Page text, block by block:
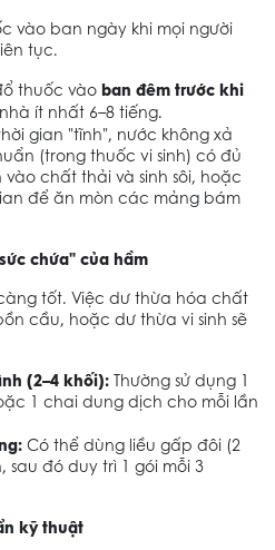
vào ban ngày khi mọi người
tục.
thuốc vào ban đêm trước khi
ít nhất 6–8 tiếng.
gian "tĩnh", nước không xả
(trong thuốc vi sinh) có đủ
chất thải và sinh sôi, hoặc
để ăn mòn các mảng bám
chứa" của hầm
tốt. Việc dư thừa hóa chất
cầu, hoặc dư thừa vi sinh sẽ
(2–4 khối): Thường sử dụng 1
1 chai dung dịch cho mỗi lần
Có thể dùng liều gấp đôi (2
sau đó duy trì 1 gói mỗi 3
kỹ thuật